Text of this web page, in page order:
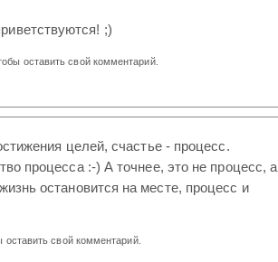
;)
оставить свой комментарий.
целей, счастье - процесс.
процесса :-) А точнее, это не процесс, а
остановится на месте, процесс и
оставить свой комментарий.